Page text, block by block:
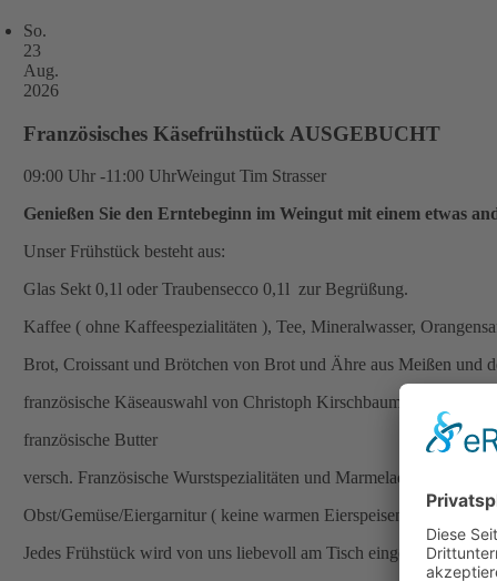
So.
23
Aug.
2026
Französisches Käsefrühstück AUSGEBUCHT
09:00 Uhr -11:00 UhrWeingut Tim Strasser
Genießen Sie den Erntebeginn im Weingut mit einem etwas
Unser Frühstück besteht aus:
Glas Sekt 0,1l oder Traubensecco 0,1l zur Begrüßung.
Kaffee ( ohne Kaffeespezialitäten ), Tee, Mineralwasser,
Brot, Croissant und Brötchen von Brot und Ähre aus Meißen und
französische Käseauswahl von Christoph Kirschbaum aus Roßwein
französische Butter
versch. Französische Wurstspezialitäten und Marmelade
Obst/Gemüse/Eiergarnitur ( keine warmen Eierspeisen )
Jedes Frühstück wird von uns liebevoll am Tisch eingedeckt (